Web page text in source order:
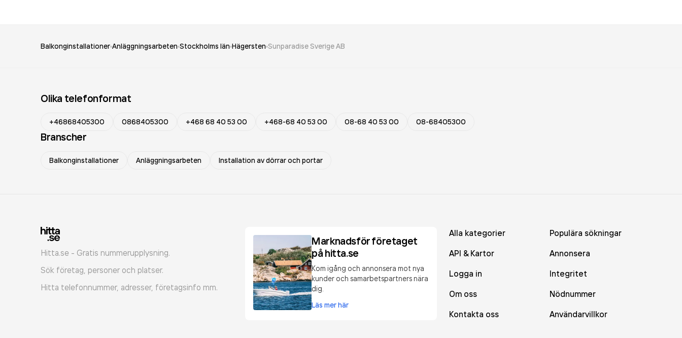
Balkonginstallationer Anläggningsarbeten Stockholms län Hägersten Sunparadise Sverige AB
Olika telefonformat
+46868405300 0868405300 +468 68 40 53 00 +468-68 40 53 00 08-68 40 53 00 08-68405300
Branscher
Balkonginstallationer Anläggningsarbeten Installation av dörrar och portar
Hitta.se - Gratis nummerupplysning.
Sök företag, personer och platser.
Hitta telefonnummer, adresser, företagsinfo mm.
Marknadsför företaget
på hitta.se
Kom igång och annonsera mot nya
kunder och samarbetspartners nära
dig.
Läs mer här
Alla kategorier
Populära sökningar
API & Kartor
Annonsera
Logga in
Integritet
Om oss
Nödnummer
Kontakta oss
Användarvillkor